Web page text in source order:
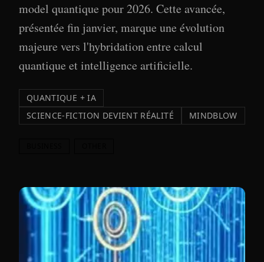
model quantique pour 2026. Cette avancée,
présentée fin janvier, marque une évolution
majeure vers l'hybridation entre calcul
quantique et intelligence artificielle.
QUANTIQUE + IA
SCIENCE-FICTION DEVIENT RÉALITÉ
MINDBLOW